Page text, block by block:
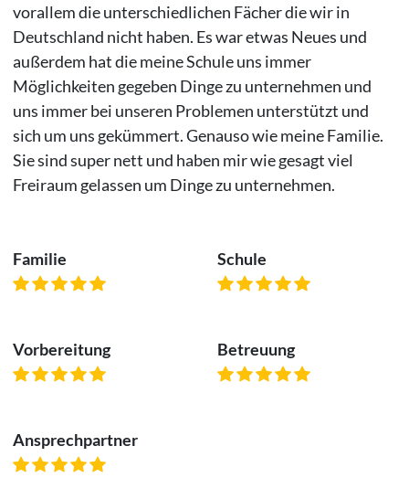
vorallem die unterschiedlichen Fächer die wir in
Deutschland nicht haben. Es war etwas Neues und
außerdem hat die meine Schule uns immer
Möglichkeiten gegeben Dinge zu unternehmen und
uns immer bei unseren Problemen unterstützt und
sich um uns gekümmert. Genauso wie meine Familie.
Sie sind super nett und haben mir wie gesagt viel
Freiraum gelassen um Dinge zu unternehmen.
Familie Schule
Vorbereitung Betreuung
Ansprechpartner